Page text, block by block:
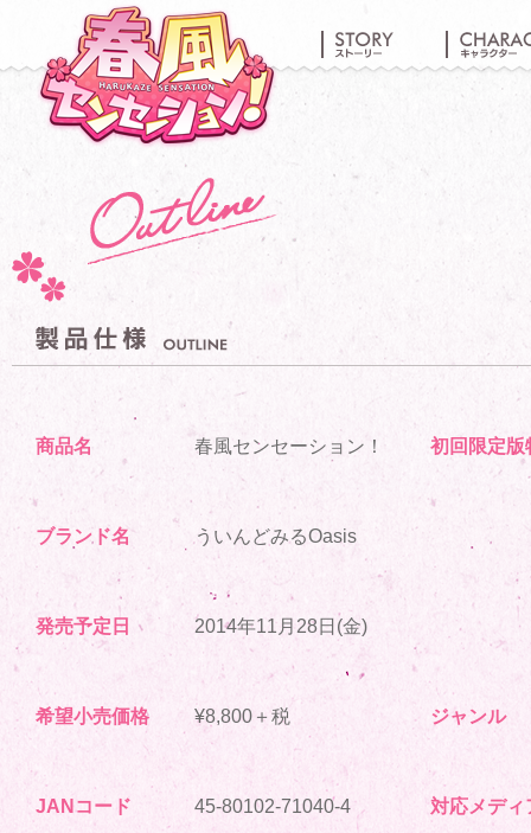
商品名 春風センセーション！ 初回限定版
ブランド名 ういんどみるOasis
発売予定日 2014年11月28日(金)
希望小売価格 ¥8,800＋税 ジャンル
JANコード 45-80102-71040-4 対応メディ